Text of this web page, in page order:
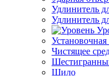
Удлинитель
Удлинитель
Чистящее
Шило